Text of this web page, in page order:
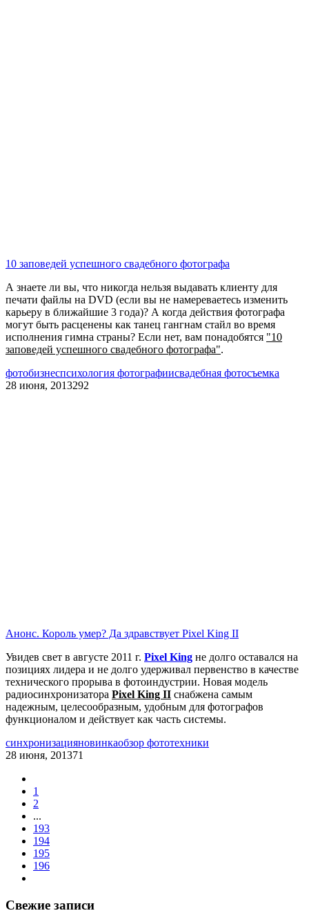
10 заповедей успешного свадебного фотографа
А знаете ли вы, что никогда нельзя выдавать клиенту для
печати файлы на DVD (если вы не намереваетесь изменить
карьеру в ближайшие 3 года)? А когда действия фотографа
могут быть расценены как танец гангнам стайл во время
исполнения гимна страны? Если нет, вам понадобятся "10
заповедей успешного свадебного фотографа".
фотобизнеспсихология фотографиисвадебная фотосъемка
28 июня, 2013292
Анонс. Король умер? Да здравствует Pixel King II
Увидев свет в августе 2011 г. Pixel King не долго оставался на
позициях лидера и не долго удерживал первенство в качестве
технического прорыва в фотоиндустрии. Новая модель
радиосинхронизатора Pixel King II снабжена самым
надежным, целесообразным, удобным для фотографов
функционалом и действует как часть системы.
синхронизацияновинкаобзор фототехники
28 июня, 201371
1
2
...
193
194
195
196
Свежие записи